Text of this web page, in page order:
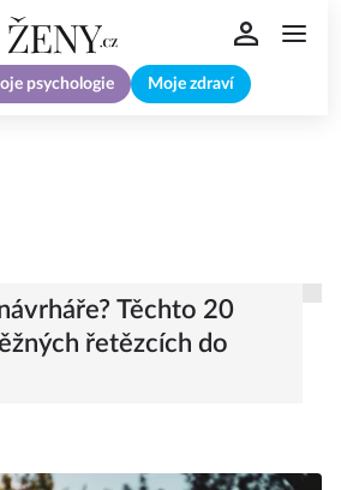
psychologie Moje zdraví
Těchto 20
řetězcích do